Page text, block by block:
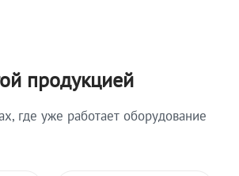
продукцией
где уже работает оборудование